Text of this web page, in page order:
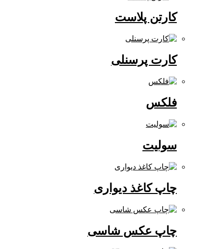
کارتن پلاست
کارت پرسنلی
چاپ کاغذ دیواری
چاپ عکس شاسی